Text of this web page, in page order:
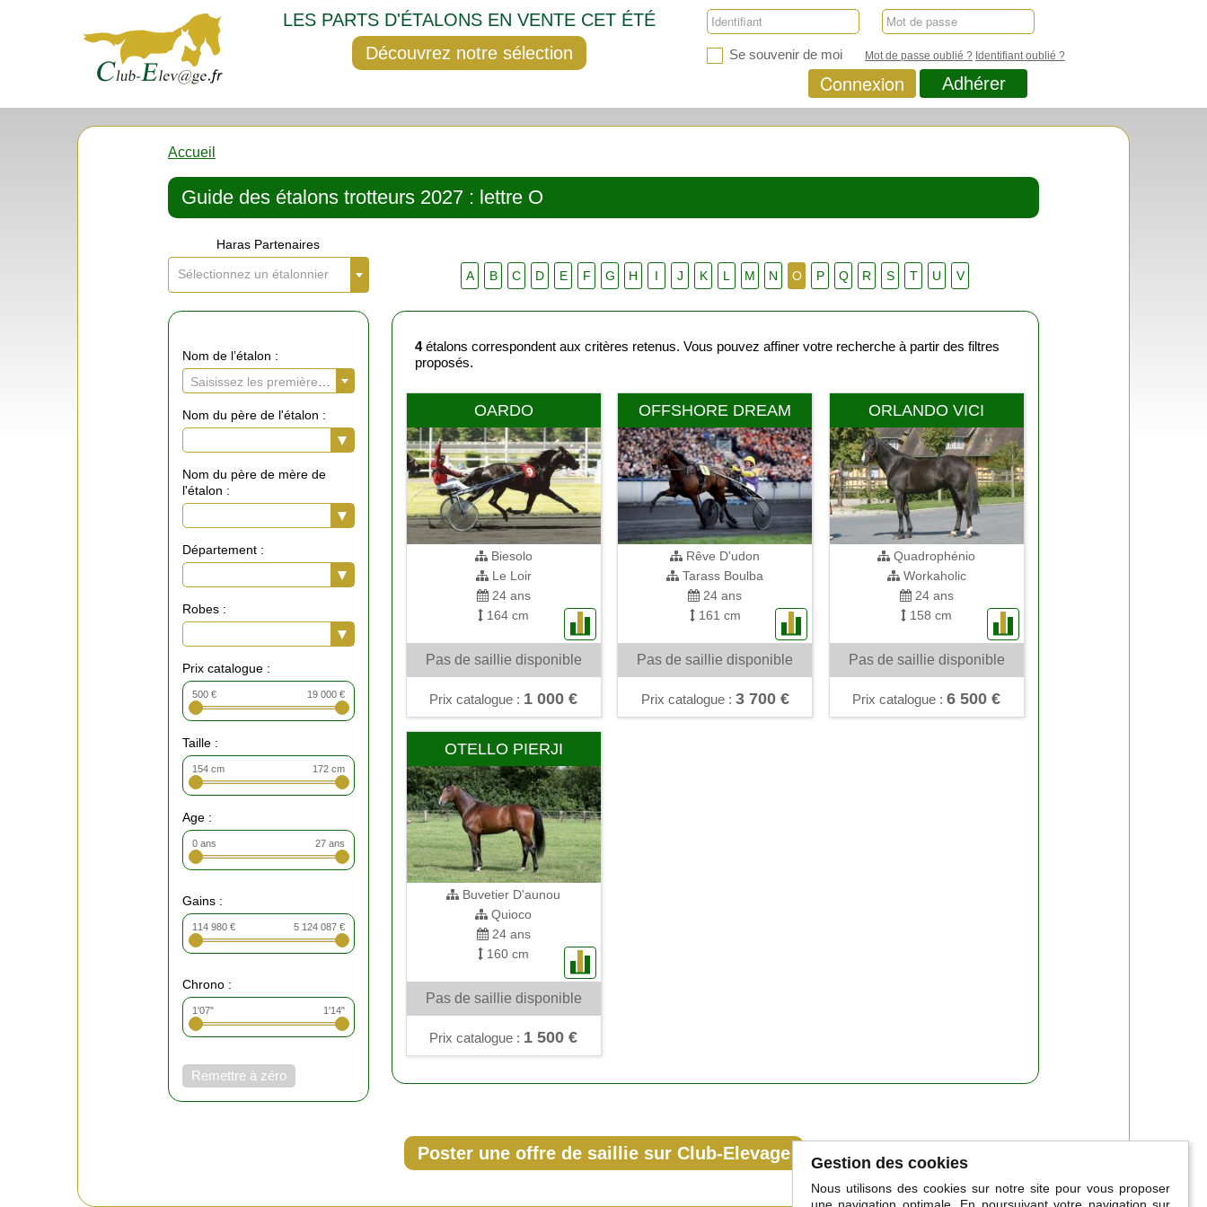
LES PARTS D'ÉTALONS EN VENTE CET ÉTÉ
Découvrez notre sélection
Se souvenir de moi Mot de passe oublié ? Identifiant oublié ?
Connexion Adhérer
Accueil
Guide des étalons trotteurs 2027 : lettre O
Haras Partenaires
Sélectionnez un étalonnier A B C D E F G H I J K L M N O P Q R S T U V
Nom de l’étalon :
Nom du père de l'étalon :
Nom du père de mère de
l'étalon :
Département :
Robes :
Prix catalogue :
500 € 19 000 €
Taille :
154 cm 172 cm
Age :
0 ans 27 ans
Gains :
114 980 € 5 124 087 €
Chrono :
1'07" 1'14"
Remettre à zéro
4étalons correspondent aux critères retenus. Vous pouvez affiner votre recherche à partir des filtres
proposés.
OARDO
Biesolo
Le Loir
24 ans
164 cm
Pas de saillie disponible
Prix catalogue : 1 000 €
OFFSHORE DREAM
Rêve D'udon
Tarass Boulba
24 ans
161 cm
Pas de saillie disponible
Prix catalogue : 3 700 €
ORLANDO VICI
Quadrophénio
Workaholic
24 ans
158 cm
Pas de saillie disponible
Prix catalogue :6 500 €
OTELLO PIERJI
Buvetier D'aunou
Quioco
24 ans
160 cm
Pas de saillie disponible
Prix catalogue : 1 500 €
Poster une offre de saillie sur Club-Elevage Gestion des cookies
Nous utilisons des cookies sur notre site pour vous proposer